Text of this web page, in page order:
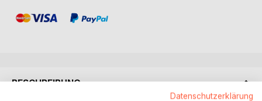
BESCHREIBUNG
Datenschutzerklärung